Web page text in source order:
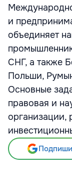
и
объединяет
СНГ, а также
Польши,
Основные
правовая и
организации,